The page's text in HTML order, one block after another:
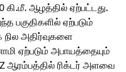
கி.மீ. ஆழத்தில் ஏற்பட்டது.
பகுதிகளில் ஏற்படும்
அதிர்வுகளை
ஏற்படும் அபாயத்தையும்
ஆரம்பத்தில் ரிக்டர் அளவை